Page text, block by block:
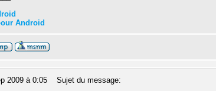
Android
2009 à 0:05 Sujet du message: